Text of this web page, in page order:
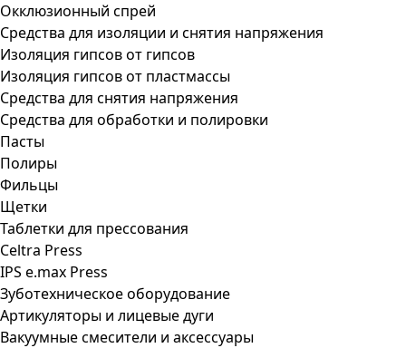
Окклюзионный спрей
Средства для изоляции и снятия напряжения
Изоляция гипсов от гипсов
Изоляция гипсов от пластмассы
Средства для снятия напряжения
Средства для обработки и полировки
Пасты
Полиры
Фильцы
Щетки
Таблетки для прессования
Celtra Press
IPS e.max Press
Зуботехническое оборудование
Артикуляторы и лицевые дуги
Вакуумные смесители и аксессуары